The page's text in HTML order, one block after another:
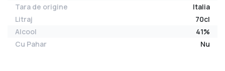
Tara de origine
Italia
Litraj
70cl
Alcool
41%
Cu Pahar
Nu